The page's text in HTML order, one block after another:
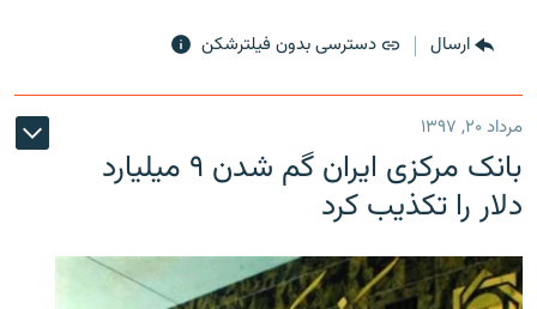
ارسال دسترسی بدون فیلترشکن
مرداد ۲۰, ۱۳۹۷
بانک مرکزی ایران گم شدن ۹ میلیارد
دلار را تکذیب کرد